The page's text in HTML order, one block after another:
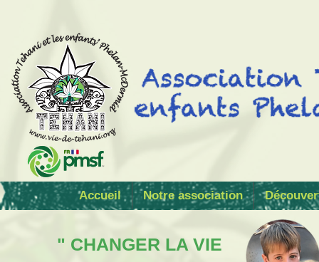
Accueil Notre association
" CHANGER LA VIE